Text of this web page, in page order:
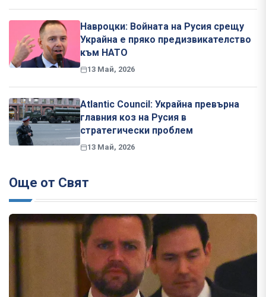
Навроцки: Войната на Русия срещу
Украйна е пряко предизвикателство
към НАТО
13 Май, 2026
Atlantic Council: Украйна превърна
главния коз на Русия в
стратегически проблем
13 Май, 2026
Още от Свят